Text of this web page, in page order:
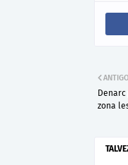
Denarc
zona